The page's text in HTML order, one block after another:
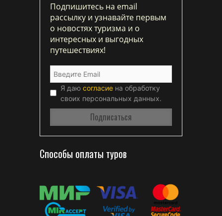
Подпишитесь на email
рассылку и узнавайте первым
о новостях туризма и о
интересных и выгодных
путешествиях!
Я даю согласие на обработку
своих персональных данных.
Способы оплаты туров